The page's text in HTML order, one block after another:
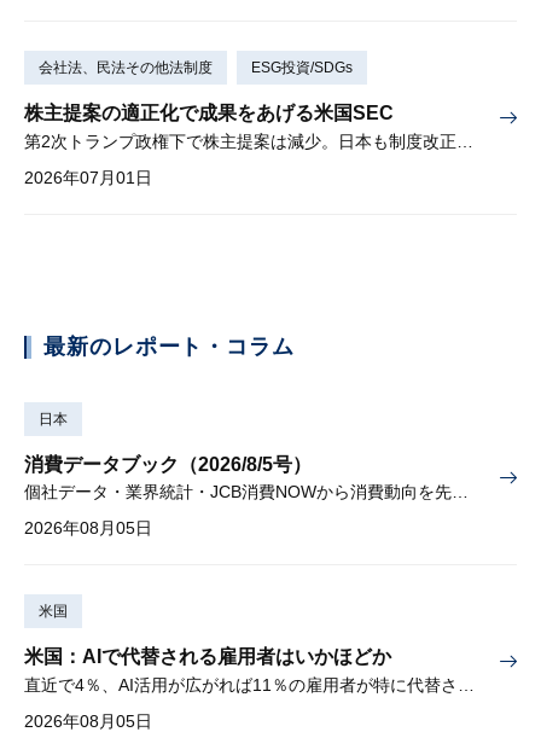
会社法、民法その他法制度 ESG投資/SDGs
株主提案の適正化で成果をあげる米国SEC
2026年07月01日
最新のレポート・コラム
日本
消費データブック（2026/8/5号）
個社データ・業界統計・JCB消費NOWから消費動向を先取り
2026年08月05日
米国
米国：AIで代替される雇用者はいかほどか
2026年08月05日